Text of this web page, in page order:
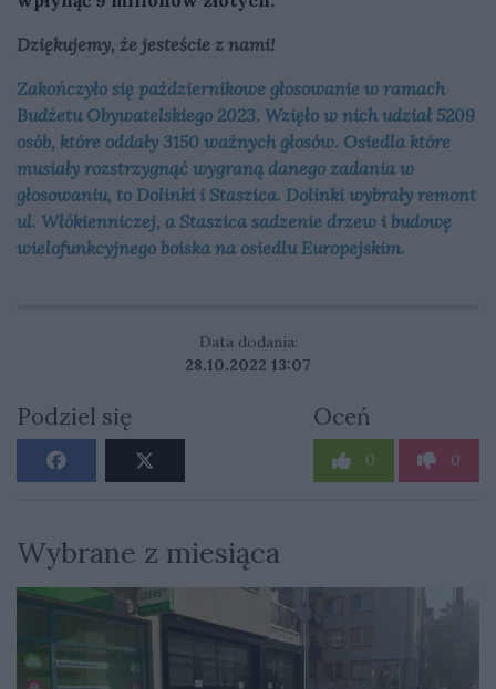
Dziękujemy, że jesteście z nami!
Zakończyło się październikowe głosowanie w ramach
Budżetu Obywatelskiego 2023. Wzięło w nich udział 5209
osób, które oddały 3150 ważnych głosów. Osiedla które
musiały rozstrzygnąć wygraną danego zadania w
głosowaniu, to Dolinki i Staszica. Dolinki wybrały remont
ul. Włókienniczej, a Staszica sadzenie drzew i budowę
wielofunkcyjnego boiska na osiedlu Europejskim.
Data dodania:
28.10.2022 13:07
Podziel się Oceń
0 0
Wybrane z miesiąca